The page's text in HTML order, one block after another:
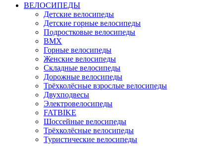
ВЕЛОСИПЕДЫ
Детские велосипеды
Детские горные велосипеды
Подростковые велосипеды
BMX
Горные велосипеды
Женские велосипеды
Складные велосипеды
Дорожные велосипеды
Трёхколёсные взрослые велосипеды
Двухподвесы
Электровелосипеды
FATBIKE
Шоссейные велосипеды
Трёхколёсные велосипеды
Туристические велосипеды